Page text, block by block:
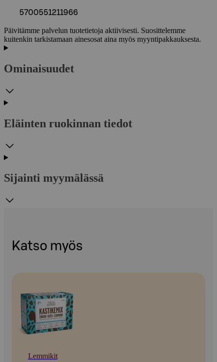
5700551211966
Päivitämme palvelun tuotetietoja aktiivisesti. Suosittelemme
kuitenkin tarkistamaan ainesosat aina myös myyntipakkauksesta.
Ominaisuudet
Eläinten ruokinnan tiedot
Sijainti myymälässä
Katso myös
Lemmikit